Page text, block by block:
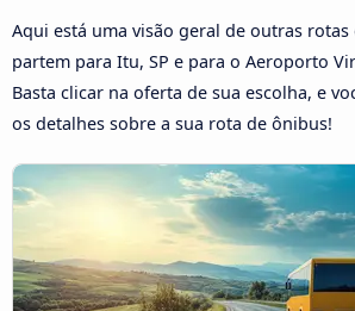
Aqui está uma visão geral de outras
partem para Itu, SP e para o Aeroporto
Basta clicar na oferta de sua escolha, e
os detalhes sobre a sua rota de ônibus!